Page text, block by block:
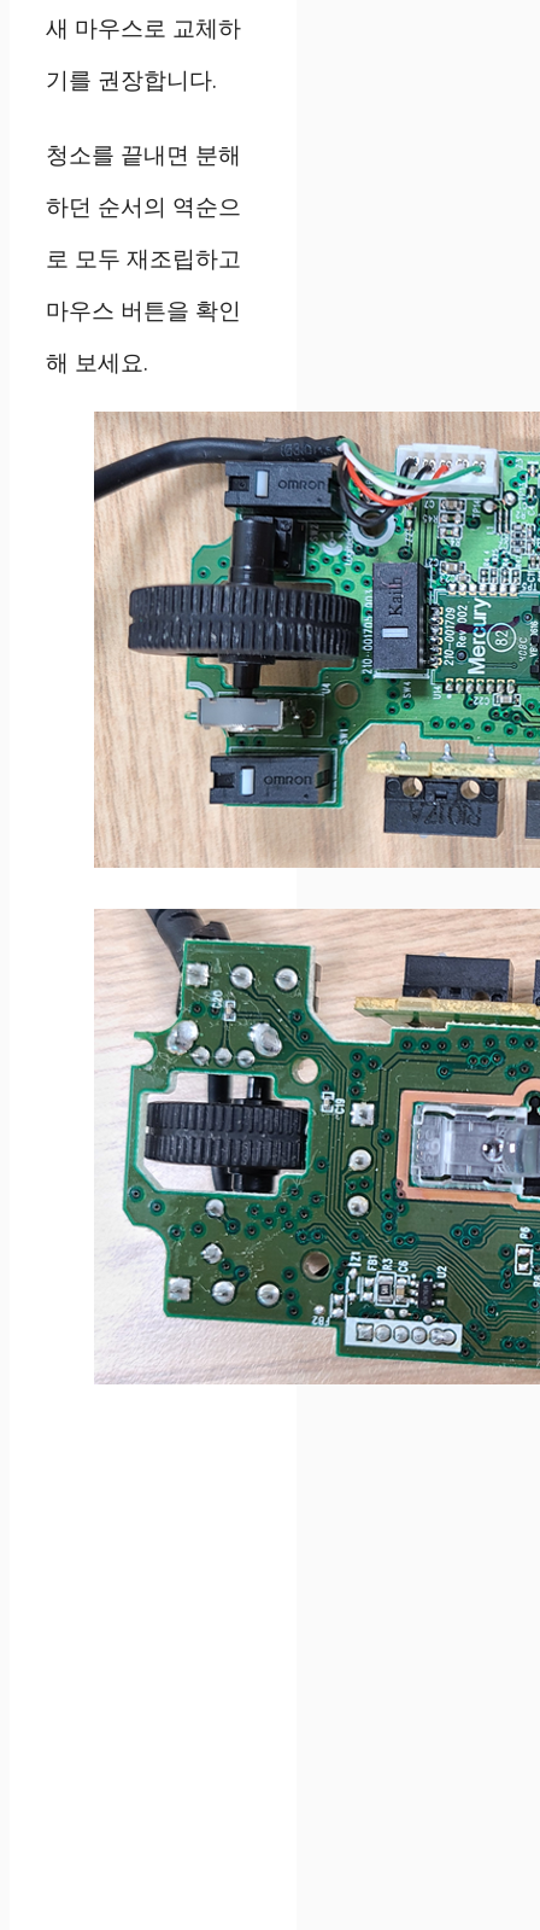
새 마우스로 교체하
기를 권장합니다.
청소를 끝내면 분해
하던 순서의 역순으
로 모두 재조립하고
마우스 버튼을 확인
해 보세요.